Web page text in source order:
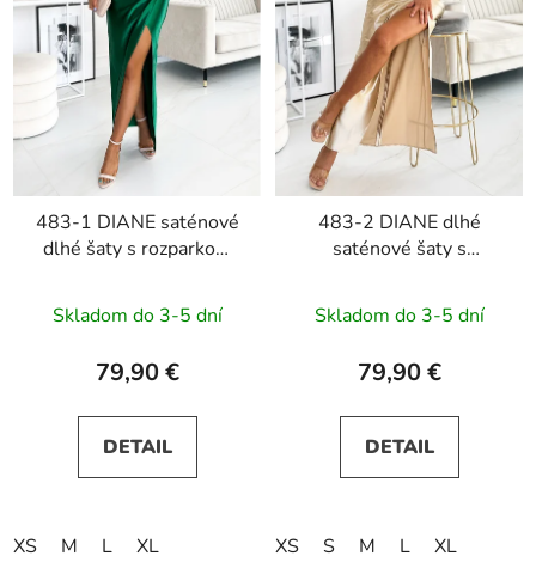
483-1 DIANE saténové
dlhé šaty s rozparkom
Skladom do 3-5 dní
79,90 €
DETAIL
XS M L XL
483-2 DIANE dlhé
saténové šaty s
béžové
Skladom do 3-5 dní
79,90 €
DETAIL
XS S M L XL